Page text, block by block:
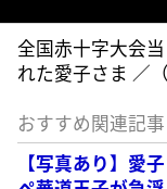
全国赤十字大会
れた愛子さま ／
おすすめ関連記事
【写真あり】愛